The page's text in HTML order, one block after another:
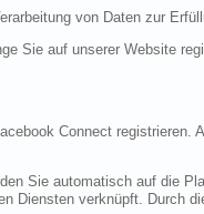
von Daten zur
Sie auf unserer Website
Connect
Sie automatisch auf die
Diensten verknüpft. Durch